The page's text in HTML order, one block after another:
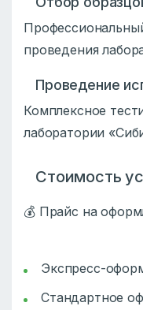
проведения
Проведение
Комплексное
лаборатории
Стоимость
💰 Прайс на
Экспресс-
Стандартное